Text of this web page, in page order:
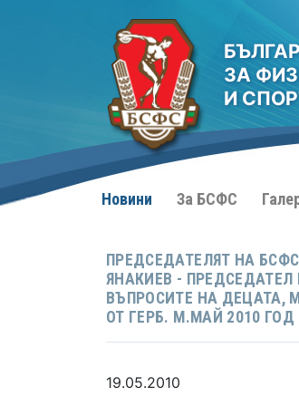
ЗА
И
Новини За БСФС
ПРЕДСЕДАТЕЛЯТ НА
ЯНАКИЕВ -
ВЪПРОСИТЕ НА ДЕЦАТА,
ОТ ГЕРБ. М.МАЙ 2010 ГОД
19.05.2010